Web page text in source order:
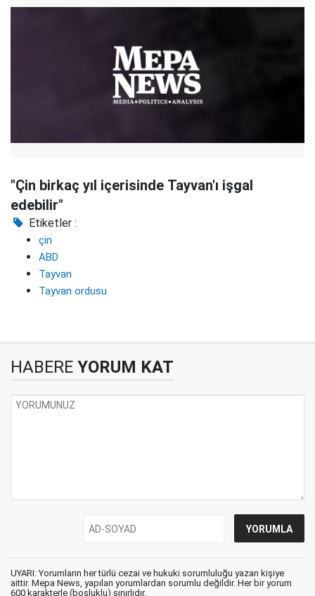
"Çin birkaç yıl içerisinde Tayvan'ı işgal
edebilir"
Etiketler :
çin
ABD
Tayvan
Tayvan ordusu
HABERE YORUM KAT
UYARI: Yorumların her türlü cezai ve hukuki sorumluluğu yazan kişiye
aittir. Mepa News, yapılan yorumlardan sorumlu değildir. Her bir yorum
600 karakterle (boşluklu) sınırlıdır.